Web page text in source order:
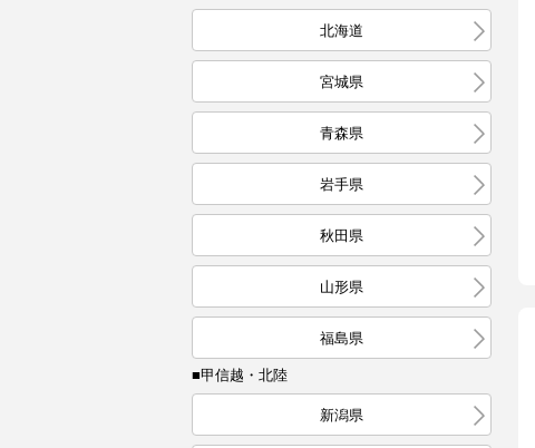
北海道
宮城県
青森県
岩手県
秋田県
山形県
福島県
■甲信越・北陸
新潟県